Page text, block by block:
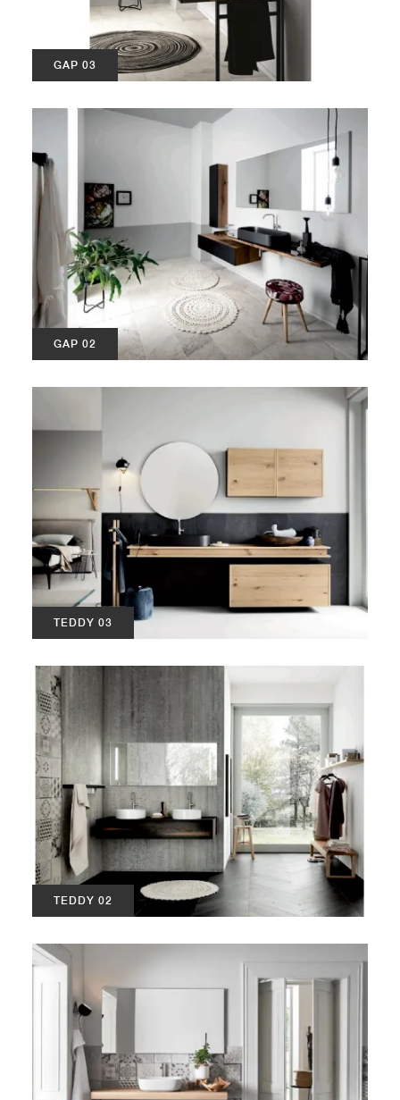
GAP 03
GAP 02
TEDDY 03
TEDDY 02